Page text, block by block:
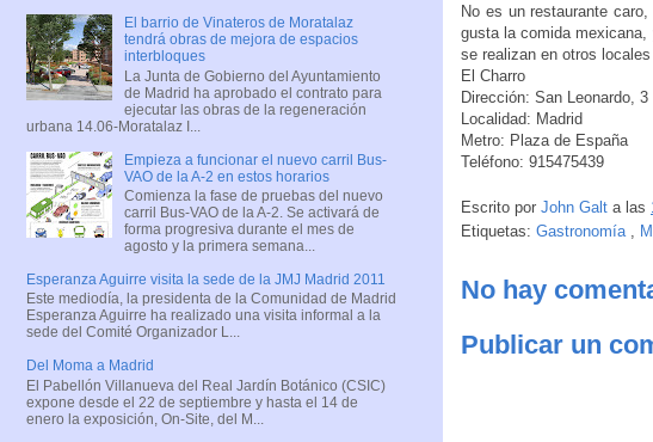
No es un restaurante
gusta la comida
se realizan en otros locales
El Charro
Dirección: San Leonardo, 3
Localidad: Madrid
Metro: Plaza de España
Teléfono: 915475439
Escrito por John Galt a las
Etiquetas: Gastronomía ,
No hay
Publicar un
El barrio de Vinateros de Moratalaz
tendrá obras de mejora de espacios
interbloques
La Junta de Gobierno del Ayuntamiento
de Madrid ha aprobado el contrato para
ejecutar las obras de la regeneración
urbana 14.06-Moratalaz I...
Empieza a funcionar el nuevo carril Bus-
VAO de la A-2 en estos horarios
Comienza la fase de pruebas del nuevo
carril Bus-VAO de la A-2. Se activará de
forma progresiva durante el mes de
agosto y la primera semana...
Esperanza Aguirre visita la sede de la JMJ Madrid 2011
Este mediodía, la presidenta de la Comunidad de Madrid
Esperanza Aguirre ha realizado una visita informal a la
sede del Comité Organizador L...
Del Moma a Madrid
El Pabellón Villanueva del Real Jardín Botánico (CSIC)
expone desde el 22 de septiembre y hasta el 14 de
enero la exposición, On-Site, del M...